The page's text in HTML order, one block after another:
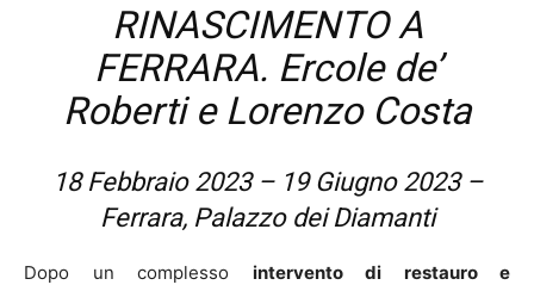
RINASCIMENTO A
FERRARA. Ercole de’
Roberti e Lorenzo Costa
18 Febbraio 2023 – 19 Giugno 2023 –
Ferrara, Palazzo dei Diamanti
Dopo un complesso intervento di restauro e